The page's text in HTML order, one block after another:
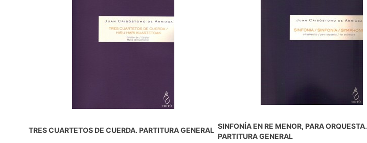
TRES CUARTETOS DE CUERDA. PARTITURA GENERAL SINFONÍA EN RE MENOR, PARA ORQUESTA.
PARTITURA GENERAL